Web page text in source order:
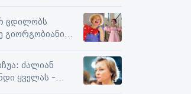
და
ცდილობს
გიორგობიანი
მიღებას და
თუ არა მასზე
ძალიან
ყველას -